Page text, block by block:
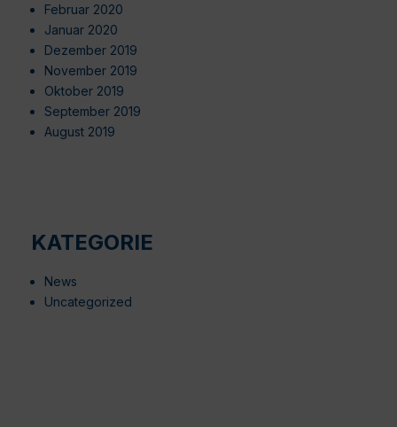
Februar 2020
Januar 2020
Dezember 2019
November 2019
Oktober 2019
September 2019
August 2019
KATEGORIE
News
Uncategorized